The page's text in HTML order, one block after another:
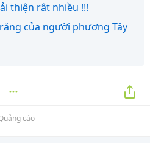
thiện rât nhiều !!!
của người phương Tây
cáo